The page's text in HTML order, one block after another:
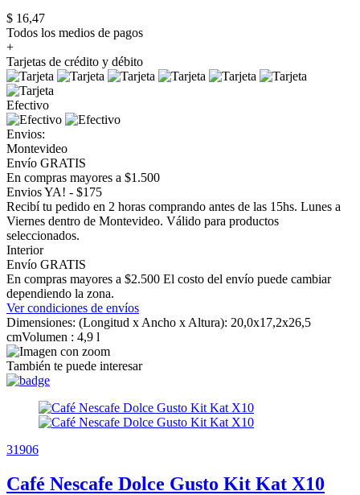
$ 16,47
Todos los medios de pagos
+
Tarjetas de crédito y débito
Efectivo
Envios:
Montevideo
Envío GRATIS
En compras mayores a $1.500
Envios YA! - $175
Recibí tu pedido en 2 horas comprando antes de las 15hs. Lunes a
Viernes dentro de Montevideo. Válido para productos
seleccionados.
Interior
Envío GRATIS
En compras mayores a $2.500 El costo del envío puede cambiar
dependiendo la zona.
Ver condiciones de envíos
Dimensiones: (Longitud x Ancho x Altura): 20,0x17,2x26,5
cmVolumen : 4,9 l
También te puede interesar
31906
Café Nescafe Dolce Gusto Kit Kat X10